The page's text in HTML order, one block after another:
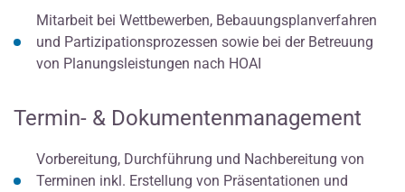
Mitarbeit bei Wettbewerben, Bebauungsplanverfahren
und Partizipationsprozessen sowie bei der Betreuung
von Planungsleistungen nach HOAI
Termin- & Dokumentenmanagement
Vorbereitung, Durchführung und Nachbereitung von
Terminen inkl. Erstellung von Präsentationen und